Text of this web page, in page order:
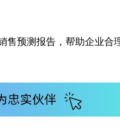
售预测报告，帮助企业合